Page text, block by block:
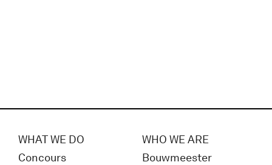
WHAT WE DO
Concours
WHO WE ARE
Bouwmeester